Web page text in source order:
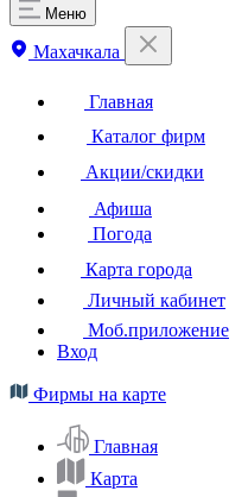
Меню
Махачкала
Главная
Каталог фирм
Акции/скидки
Афиша
Погода
Карта города
Личный кабинет
Моб.приложение
Вход
Фирмы на карте
Главная
Карта